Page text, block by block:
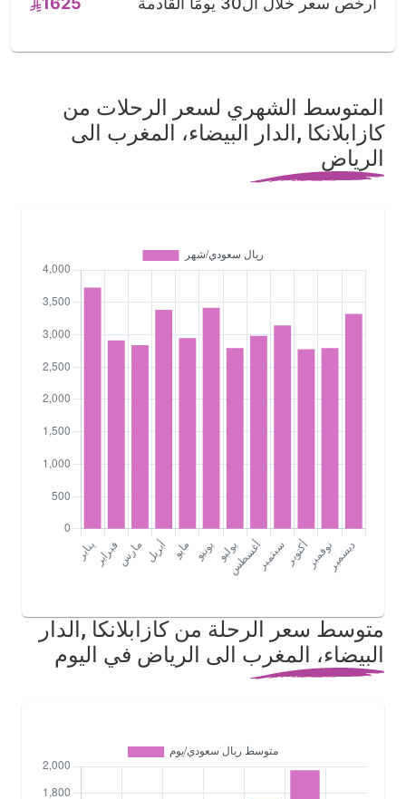
المتوسط الشهري لسعر الرحلات من
كازابلانكا ,الدار البيضاء، المغرب الى
الرياض
متوسط سعر الرحلة من كازابلانكا ,الدار
البيضاء، المغرب الى الرياض في اليوم